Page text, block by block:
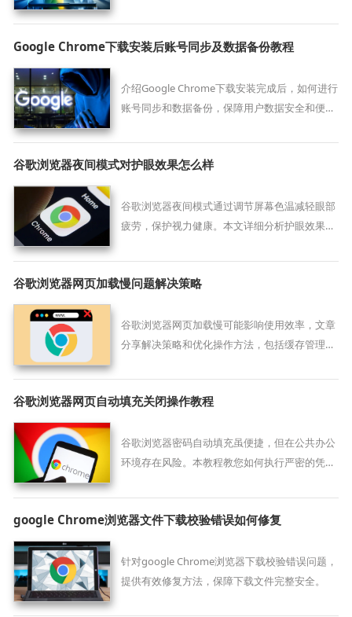
用。
Google Chrome下载安装后账号同步及数据备份教程
介绍Google Chrome下载安装完成后，如何进行
账号同步和数据备份，保障用户数据安全和便捷
谷歌浏览器夜间模式对护眼效果怎么样
谷歌浏览器夜间模式通过调节屏幕色温减轻眼部
疲劳，保护视力健康。本文详细分析护眼效果及
谷歌浏览器网页加载慢问题解决策略
谷歌浏览器网页加载慢可能影响使用效率，文章
分享解决策略和优化操作方法，包括缓存管理、
度，实现高效浏览体验。
谷歌浏览器网页自动填充关闭操作教程
谷歌浏览器密码自动填充虽便捷，但在公共办公
环境存在风险。本教程教您如何执行严密的凭据
建立更为安全的二次登录验证流程。
google Chrome浏览器文件下载校验错误如何修复
针对google Chrome浏览器下载校验错误问题，
提供有效修复方法，保障下载文件完整安全。